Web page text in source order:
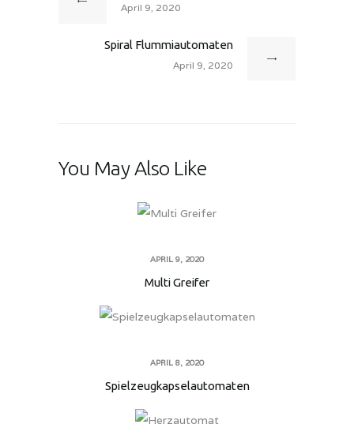
April 9, 2020
Spiral Flummiautomaten
April 9, 2020
You May Also Like
APRIL 9, 2020
Multi Greifer
APRIL 8, 2020
Spielzeugkapselautomaten